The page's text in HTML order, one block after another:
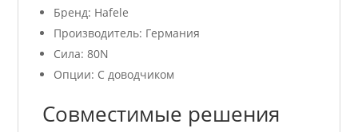
Бренд: Hafele
Производитель: Германия
Сила: 80N
Опции: С доводчиком
Совместимые решения